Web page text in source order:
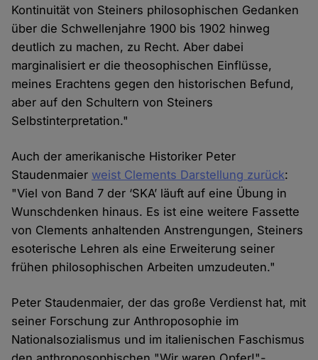
Kontinuität von Steiners philosophischen Gedanken
über die Schwellenjahre 1900 bis 1902 hinweg
deutlich zu machen, zu Recht. Aber dabei
marginalisiert er die theosophischen Einflüsse,
meines Erachtens gegen den historischen Befund,
aber auf den Schultern von Steiners
Selbstinterpretation."
Auch der amerikanische Historiker Peter
Staudenmaier weist Clements Darstellung zurück:
"Viel von Band 7 der ‘SKA’ läuft auf eine Übung in
Wunschdenken hinaus. Es ist eine weitere Fassette
von Clements anhaltenden Anstrengungen, Steiners
esoterische Lehren als eine Erweiterung seiner
frühen philosophischen Arbeiten umzudeuten."
Peter Staudenmaier, der das große Verdienst hat, mit
seiner Forschung zur Anthroposophie im
Nationalsozialismus und im italienischen Faschismus